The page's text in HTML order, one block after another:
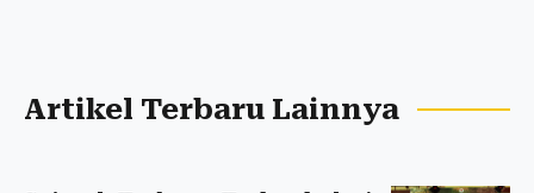
Artikel Terbaru Lainnya